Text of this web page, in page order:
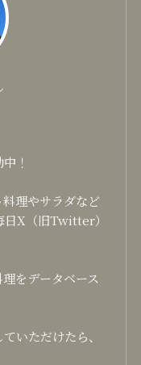
！
理やサラダなど
日X（旧Twitter）
をデータベース
いただけたら、